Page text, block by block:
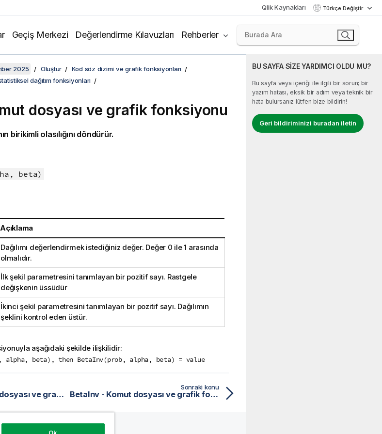
Qlik Kaynakları Türkçe Değiştir
Geçiş Merkezi Değerlendirme Kılavuzları Rehberler
BU SAYFA SİZE YARDIMCI OLDU MU?
Bu sayfa veya içeriği ile ilgili bir sorun; bir
yazım hatası, eksik bir adım veya teknik bir
hata bulursanız lütfen bize bildirin!
Geri bildiriminizi buradan iletin
2025 Oluştur
Kod söz dizimi ve grafik fonksiyonları
dağıtım fonksiyonları
dosyası ve grafik fonksiyonu
birikimli olasılığını döndürür.
beta)
Açıklama
Dağılımı değerlendirmek istediğiniz değer. Değer 0 ile 1 arasında
olmalıdır.
İlk şekil parametresini tanımlayan bir pozitif sayı. Rastgele
değişkenin üssüdür
İkinci şekil parametresini tanımlayan bir pozitif sayı. Dağılımın
şeklini kontrol eden üstür.
aşağıdaki şekilde ilişkilidir:
alpha, beta), then BetaInv(prob, alpha, beta) = value
BetaDensity - Komut dosyası ve grafik fonksiyonu
Sonraki konu
BetaInv - Komut dosyası ve grafik fonksiyonu